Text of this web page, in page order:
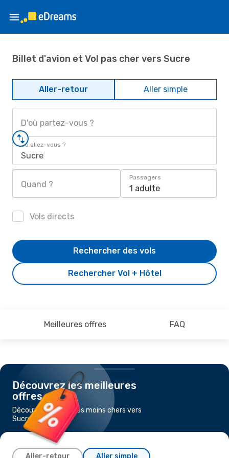
Billet d'avion et Vol pas cher vers Sucre
Aller-retour Aller simple
D'où partez-vous ?
Où allez-vous ?
Sucre
Quand ?
Passagers
1 adulte
Vols directs
Rechercher Vol + Hôtel
Rechercher des vols
Meilleures offres FAQ
Découvrez les meilleures
offres
Découvrez les vols les moins chers vers
Sucre
Aller-retour Aller simple